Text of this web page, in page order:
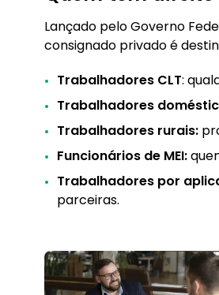
Lançado pelo Governo
consignado privado é
Trabalhadores CLT:
Trabalhadores
Trabalhadores rurais:
Funcionários de MEI:
Trabalhadores por
parceiras.